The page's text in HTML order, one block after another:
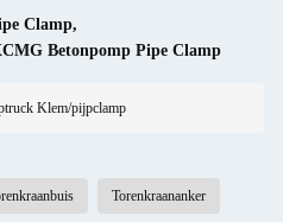
Clamp,
Betonpomp Pipe Clamp
Klem/pijpclamp
Torenkraananker